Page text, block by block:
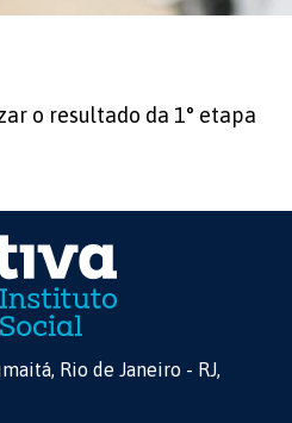
o resultado da 1° etapa
Rio de Janeiro - RJ,